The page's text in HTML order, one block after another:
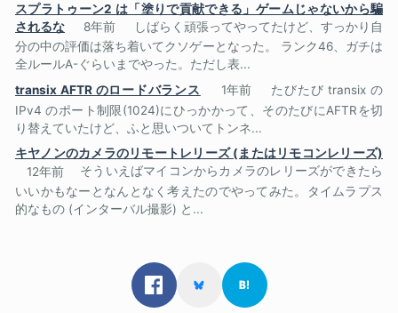
スプラトゥーン2 は「塗りで貢献できる」ゲームじゃないから騙
されるな
8年前
しばらく頑張ってやってたけど、すっかり自
分の中の評価は落ち着いてクソゲーとなった。 ランク46、ガチは
全ルールA-ぐらいまでやった。ただし表...
transix AFTR のロードバランス
1年前
たびたび transix の
IPv4 のポート制限(1024)にひっかかって、そのたびにAFTRを切
り替えていたけど、ふと思いついてトンネ...
キヤノンのカメラのリモートレリーズ (またはリモコンレリーズ)
12年前
そういえばマイコンからカメラのレリーズができたら
いいかもなーとなんとなく考えたのでやってみた。タイムラプス
的なもの (インターバル撮影) と...